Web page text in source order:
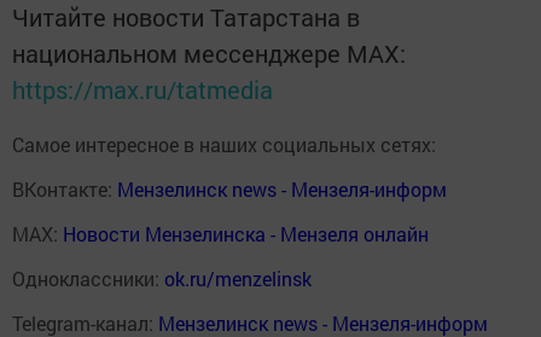
Читайте новости Татарстана в
национальном мессенджере MАХ:
https://max.ru/tatmedia
Самое интересное в наших социальных сетях:
ВКонтакте: Мензелинск news - Мензеля-информ
MAX: Новости Мензелинска - Мензеля онлайн
Одноклассники: ok.ru/menzelinsk
Telegram-канал: Мензелинск news - Мензеля-информ